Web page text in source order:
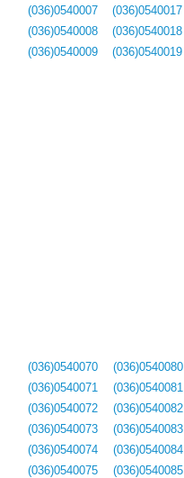
(036)0540007
(036)0540008
(036)0540009
(036)0540017
(036)0540018
(036)0540019
(036)0540070
(036)0540071
(036)0540072
(036)0540073
(036)0540074
(036)0540075
(036)0540080
(036)0540081
(036)0540082
(036)0540083
(036)0540084
(036)0540085